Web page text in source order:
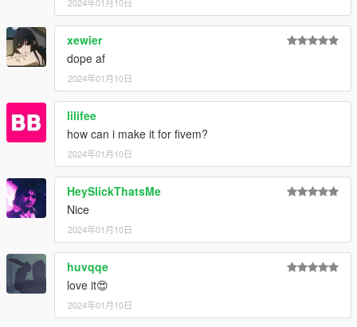
xewier
dope af
2024年01月10日
lilifee
how can i make it for fivem?
2024年01月10日
HeySlickThatsMe
Nice
2024年01月10日
huvqqe
love it😍
2024年01月10日